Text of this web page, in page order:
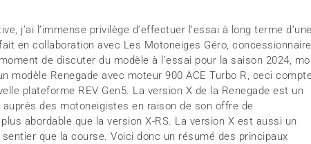
j’ai l’immense privilège d’effectuer l’essai à long terme d’une
en collaboration avec Les Motoneiges Géro, concessionnaire
de discuter du modèle à l’essai pour la saison 2024,
modèle Renegade avec moteur 900 ACE Turbo R, ceci
plateforme REV Gen5. La version X de la Renegade est un
des motoneigistes en raison de son offre de
abordable que la version X-RS. La version X est aussi un
que la course. Voici donc un résumé des principaux